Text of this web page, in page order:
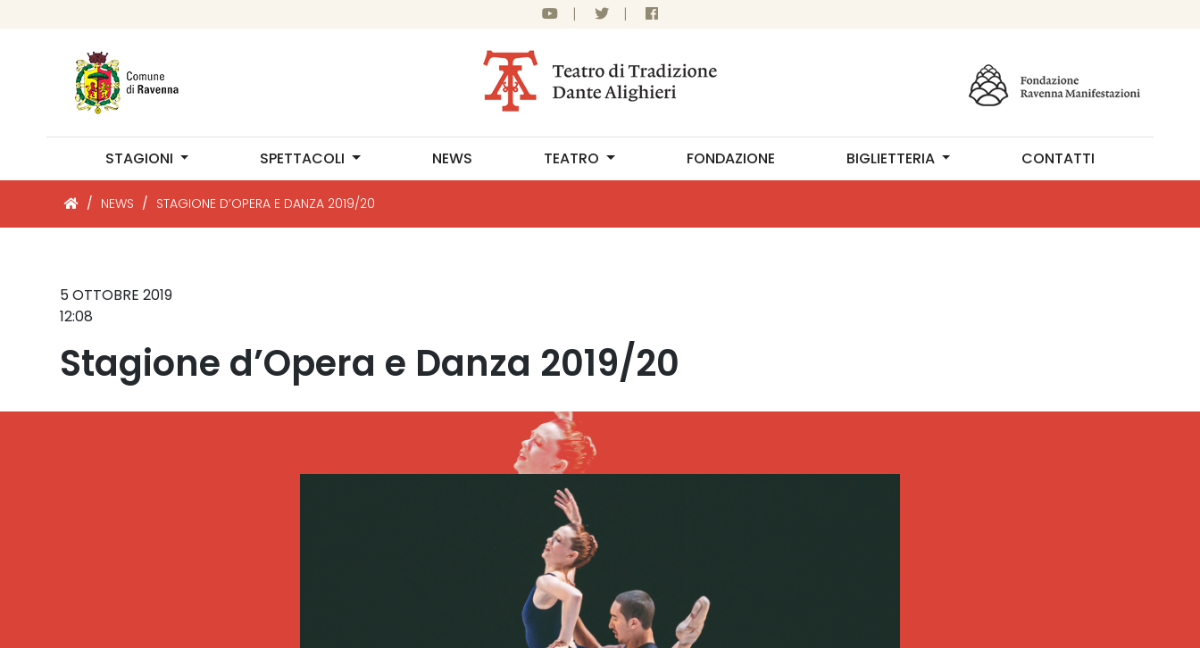
| |
STAGIONI SPETTACOLI NEWS TEATRO FONDAZIONE BIGLIETTERIA CONTATTI
/ NEWS / STAGIONE D’OPERA E DANZA 2019/20
5 OTTOBRE 2019
12:08
Stagione d’Opera e Danza 2019/20